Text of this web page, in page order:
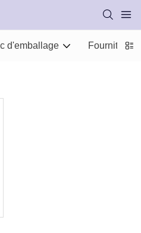
d'emballage Fournitures